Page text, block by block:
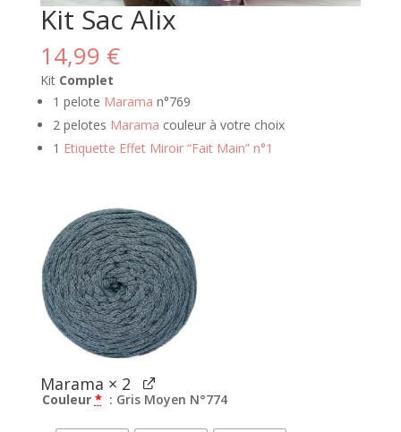
Kit Sac Alix
14,99 €
Kit Complet
1 pelote Marama n°769
2 pelotes Marama couleur à votre choix
1 Etiquette Effet Miroir “Fait Main” n°1
Marama × 2
Couleur * : Gris Moyen N°774